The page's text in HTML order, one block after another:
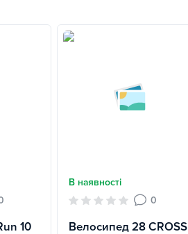
10
В наявності
0
Велосипед 28 CROSS